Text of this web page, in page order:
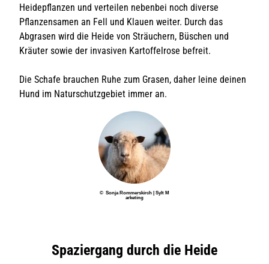
Heidepflanzen und verteilen nebenbei noch diverse
Pflanzensamen an Fell und Klauen weiter. Durch das
Abgrasen wird die Heide von Sträuchern, Büschen und
Kräuter sowie der invasiven Kartoffelrose befreit.
Die Schafe brauchen Ruhe zum Grasen, daher leine deinen
Hund im Naturschutzgebiet immer an.
© Sonja Rommerskirch | Sylt M
arketing
Spaziergang durch die Heide